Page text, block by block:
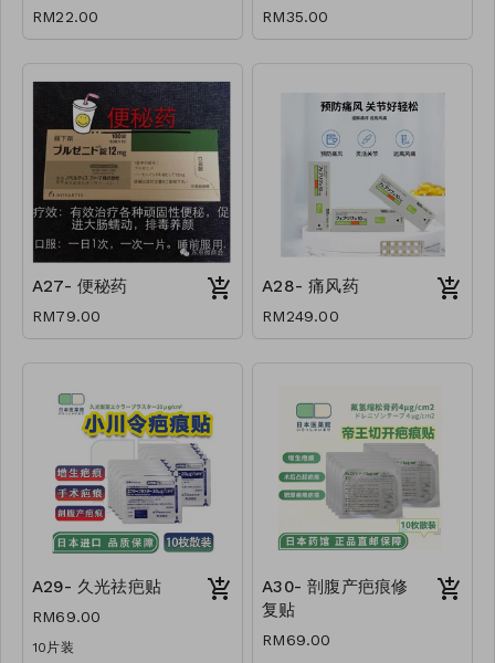
RM22.00 RM35.00
A27- 便秘药
RM79.00
A28- 痛风药
RM249.00
A29- 久光祛疤贴
RM69.00
10片装
A30- 剖腹产疤痕修
复贴
RM69.00